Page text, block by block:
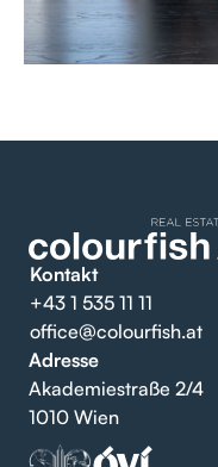
Kontakt
+43 1 535 11 11
office@colourfish.at
Adresse
Akademiestraße 2/4
1010 Wien